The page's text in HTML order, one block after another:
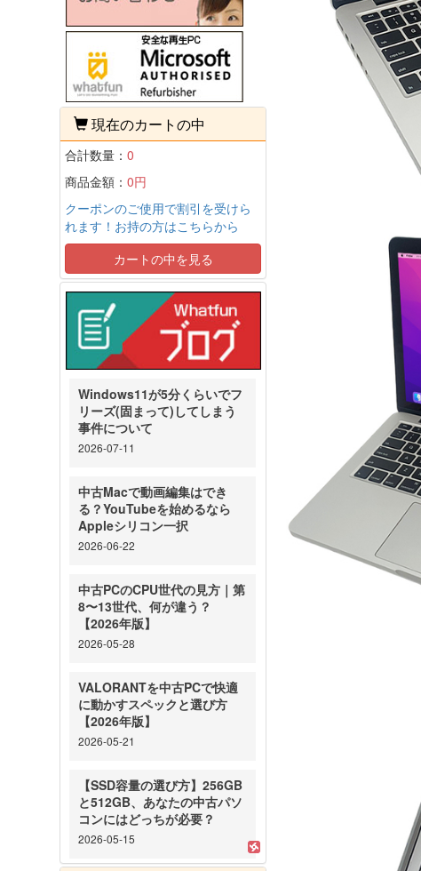
現在のカートの中
合計数量： 0
商品金額： 0円
クーポンのご使用で割引を受けら
れます！お持の方はこちらから
カートの中を見る
Windows11が5分くらいでフ
リーズ(固まって)してしまう
事件について
2026-07-11
中古Macで動画編集はでき
る？YouTubeを始めるなら
Appleシリコン一択
2026-06-22
中古PCのCPU世代の見方｜第
8〜13世代、何が違う？
【2026年版】
2026-05-28
VALORANTを中古PCで快適
に動かすスペックと選び方
【2026年版】
2026-05-21
【SSD容量の選び方】256GB
と512GB、あなたの中古パソ
コンにはどっちが必要？
2026-05-15